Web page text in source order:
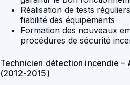
Réalisation de tests
fiabilité des équipements
Formation des nouveaux
procédures de sécurité
Technicien détection incendie –
(2012-2015)